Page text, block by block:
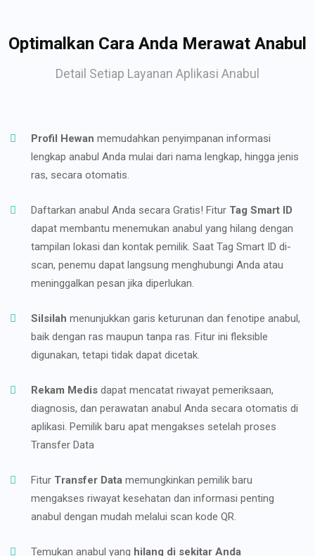
Optimalkan Cara Anda Merawat Anabul
Detail Setiap Layanan Aplikasi Anabul
Profil Hewan memudahkan penyimpanan informasi
lengkap anabul Anda mulai dari nama lengkap, hingga jenis
ras, secara otomatis.
Daftarkan anabul Anda secara Gratis! Fitur Tag Smart ID
dapat membantu menemukan anabul yang hilang dengan
tampilan lokasi dan kontak pemilik. Saat Tag Smart ID di-
scan, penemu dapat langsung menghubungi Anda atau
meninggalkan pesan jika diperlukan.
Silsilah menunjukkan garis keturunan dan fenotipe anabul,
baik dengan ras maupun tanpa ras. Fitur ini fleksible
digunakan, tetapi tidak dapat dicetak.
Rekam Medis dapat mencatat riwayat pemeriksaan,
diagnosis, dan perawatan anabul Anda secara otomatis di
aplikasi. Pemilik baru apat mengakses setelah proses
Transfer Data
Fitur Transfer Data memungkinkan pemilik baru
mengakses riwayat kesehatan dan informasi penting
anabul dengan mudah melalui scan kode QR.
Temukan anabul yang hilang di sekitar Anda